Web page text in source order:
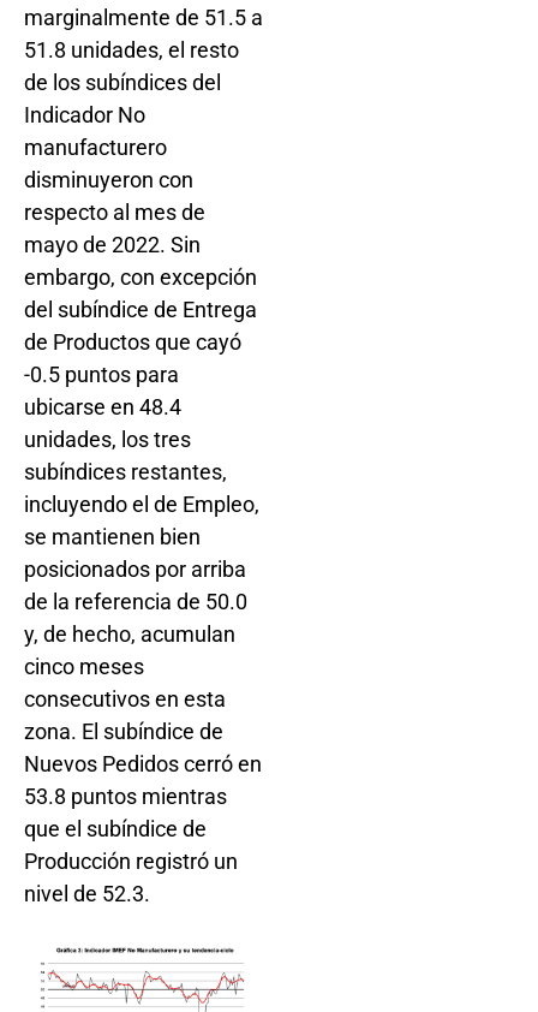
marginalmente de 51.5 a
51.8 unidades, el resto
de los subíndices del
Indicador No
manufacturero
disminuyeron con
respecto al mes de
mayo de 2022. Sin
embargo, con excepción
del subíndice de Entrega
de Productos que cayó
-0.5 puntos para
ubicarse en 48.4
unidades, los tres
subíndices restantes,
incluyendo el de Empleo,
se mantienen bien
posicionados por arriba
de la referencia de 50.0
y, de hecho, acumulan
cinco meses
consecutivos en esta
zona. El subíndice de
Nuevos Pedidos cerró en
53.8 puntos mientras
que el subíndice de
Producción registró un
nivel de 52.3.